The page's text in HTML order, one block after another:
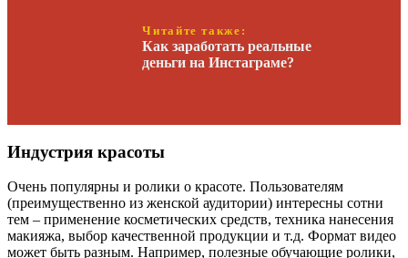
Читайте также:
Как заработать реальные
деньги на Инстаграме?
Индустрия красоты
Очень популярны и ролики о красоте. Пользователям
(преимущественно из женской аудитории) интересны сотни
тем – применение косметических средств, техника нанесения
макияжа, выбор качественной продукции и т.д. Формат видео
может быть разным. Например, полезные обучающие ролики,